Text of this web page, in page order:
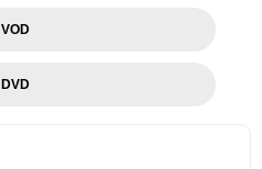
VOD
DVD